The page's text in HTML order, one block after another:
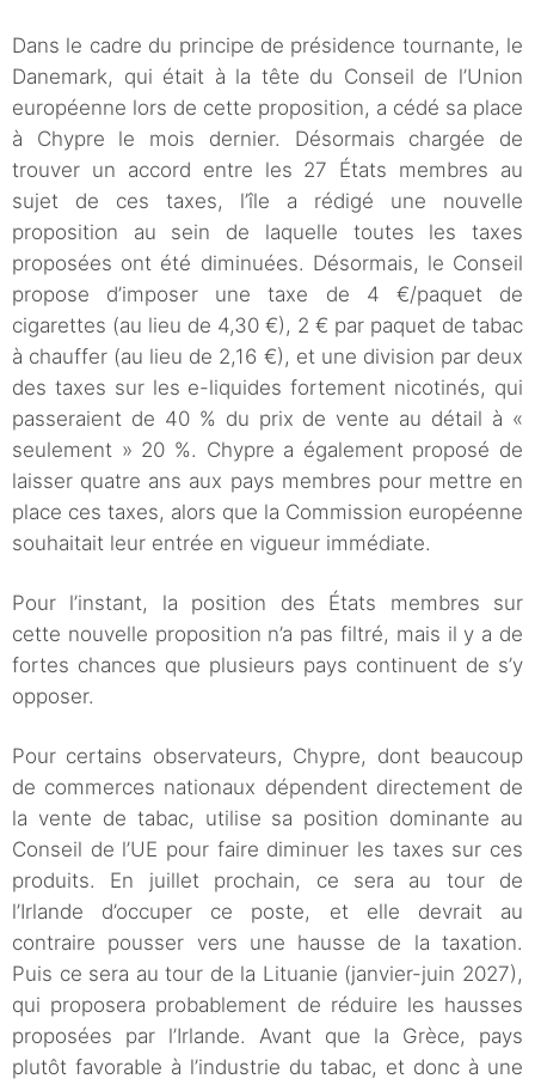
Dans le cadre du principe de présidence tournante, le
Danemark, qui était à la tête du Conseil de l’Union
européenne lors de cette proposition, a cédé sa place
à Chypre le mois dernier. Désormais chargée de
trouver un accord entre les 27 États membres au
sujet de ces taxes, l’île a rédigé une nouvelle
proposition au sein de laquelle toutes les taxes
proposées ont été diminuées. Désormais, le Conseil
propose d’imposer une taxe de 4 €/paquet de
cigarettes (au lieu de 4,30 €), 2 € par paquet de tabac
à chauffer (au lieu de 2,16 €), et une division par deux
des taxes sur les e-liquides fortement nicotinés, qui
passeraient de 40 % du prix de vente au détail à «
seulement » 20 %. Chypre a également proposé de
laisser quatre ans aux pays membres pour mettre en
place ces taxes, alors que la Commission européenne
souhaitait leur entrée en vigueur immédiate.
Pour l’instant, la position des États membres sur
cette nouvelle proposition n’a pas filtré, mais il y a de
fortes chances que plusieurs pays continuent de s’y
opposer.
Pour certains observateurs, Chypre, dont beaucoup
de commerces nationaux dépendent directement de
la vente de tabac, utilise sa position dominante au
Conseil de l’UE pour faire diminuer les taxes sur ces
produits. En juillet prochain, ce sera au tour de
l’Irlande d’occuper ce poste, et elle devrait au
contraire pousser vers une hausse de la taxation.
Puis ce sera au tour de la Lituanie (janvier-juin 2027),
qui proposera probablement de réduire les hausses
proposées par l’Irlande. Avant que la Grèce, pays
plutôt favorable à l’industrie du tabac, et donc à une